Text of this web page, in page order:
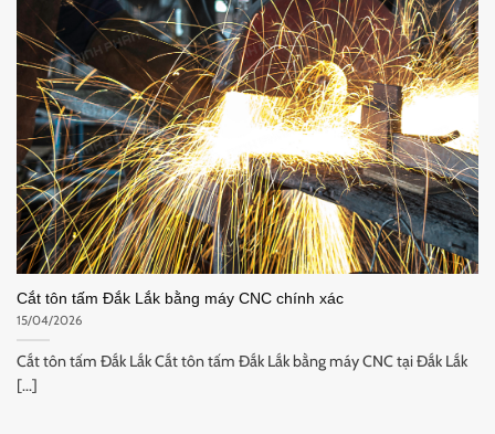
Cắt tôn tấm Đắk Lắk bằng máy CNC chính xác
15/04/2026
Cắt tôn tấm Đắk Lắk Cắt tôn tấm Đắk Lắk bằng máy CNC tại Đắk Lắk
[...]